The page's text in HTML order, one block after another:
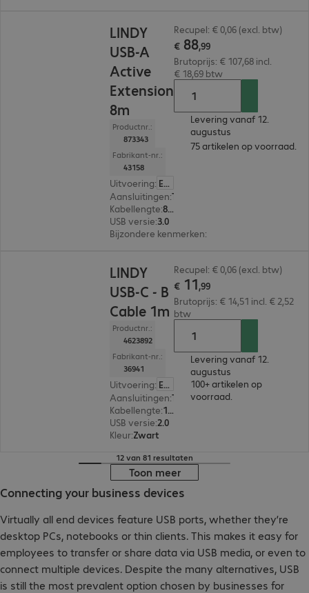
LINDY
USB-A
Active
Extension
8m
Productnr.:
873343
Fabrikant-nr.:
43158
Uitvoering: Europa
Aansluitingen:
Kabellengte: 8 m
USB versie:3.0
Bijzondere kenmerken:
Recupel: € 0,06 (excl. btw)
€ 88,99
Brutoprijs: € 107,68 incl.
€ 18,69 btw
Levering vanaf 12.
augustus
75 artikelen op voorraad.
LINDY
USB-C - B
Cable 1m
Productnr.:
4623892
Fabrikant-nr.:
36941
Uitvoering: Europa
Aansluitingen:
Kabellengte: 1 m
USB versie:2.0
Kleur:Zwart
Recupel: € 0,06 (excl. btw)
€ 11,99
Brutoprijs: € 14,51 incl. € 2,52
btw
Levering vanaf 12.
augustus
100+ artikelen op
voorraad.
12 van 81 resultaten
Toon meer
Connecting your business devices
Virtually all end devices feature USB ports, whether they’re
desktop PCs, notebooks or thin clients. This makes it easy for
employees to transfer or share data via USB media, or even to
connect multiple devices. Despite the many alternatives, USB
is still the most prevalent option chosen by businesses for